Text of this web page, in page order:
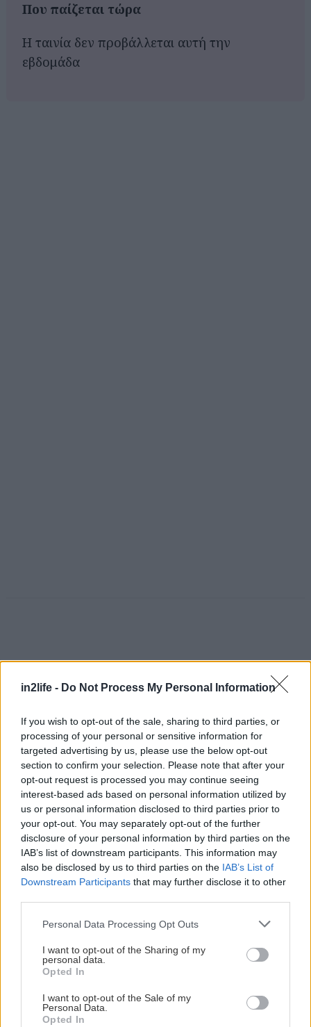
in2life - Do Not Process My Personal Information
If you wish to opt-out of the sale, sharing to third parties, or
processing of your personal or sensitive information for
targeted advertising by us, please use the below opt-out
section to confirm your selection. Please note that after your
opt-out request is processed you may continue seeing
interest-based ads based on personal information utilized by
us or personal information disclosed to third parties prior to
your opt-out. You may separately opt-out of the further
disclosure of your personal information by third parties on the
IAB’s list of downstream participants. This information may
also be disclosed by us to third parties on the IAB’s List of
Downstream Participants that may further disclose it to other
Please note that this website/app uses one or more Google
not limited to your visit or usage behaviour. You may click to
grant or deny consent to Google and its third-party tags to
use your data for below specified purposes in below Google
consent section.
Personal Data Processing Opt Outs
I want to opt-out of the Sharing of my
personal data.
Opted In
I want to opt-out of the Sale of my
Personal Data.
Opted In
Που παίζεται τώρα
Η ταινία δεν προβάλλεται αυτή την
εβδομάδα
Αναζήτηση
για...